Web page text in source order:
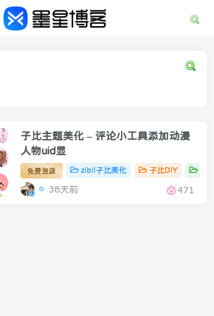
子比主题美化 – 评论小工具添加动漫
人物uid显
免费资源 zibll子比美化 子比DIY
38天前 471